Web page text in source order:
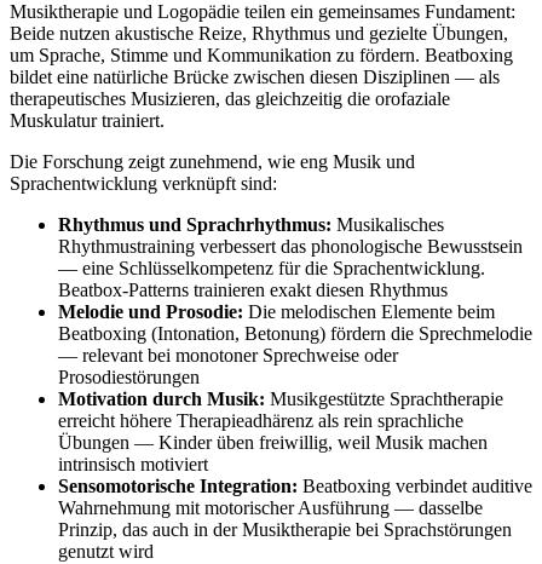
Musiktherapie und Logopädie teilen ein gemeinsames Fundament:
Beide nutzen akustische Reize, Rhythmus und gezielte Übungen,
um Sprache, Stimme und Kommunikation zu fördern. Beatboxing
bildet eine natürliche Brücke zwischen diesen Disziplinen — als
therapeutisches Musizieren, das gleichzeitig die orofaziale
Muskulatur trainiert.
Die Forschung zeigt zunehmend, wie eng Musik und
Sprachentwicklung verknüpft sind:
Rhythmus und Sprachrhythmus: Musikalisches
Rhythmustraining verbessert das phonologische Bewusstsein
— eine Schlüsselkompetenz für die Sprachentwicklung.
Beatbox-Patterns trainieren exakt diesen Rhythmus
Melodie und Prosodie: Die melodischen Elemente beim
Beatboxing (Intonation, Betonung) fördern die Sprechmelodie
— relevant bei monotoner Sprechweise oder
Prosodiestörungen
Motivation durch Musik: Musikgestützte Sprachtherapie
erreicht höhere Therapieadhärenz als rein sprachliche
Übungen — Kinder üben freiwillig, weil Musik machen
intrinsisch motiviert
Sensomotorische Integration: Beatboxing verbindet auditive
Wahrnehmung mit motorischer Ausführung — dasselbe
Prinzip, das auch in der Musiktherapie bei Sprachstörungen
genutzt wird